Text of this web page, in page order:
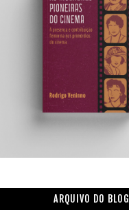
ARQUIVO DO BLOG